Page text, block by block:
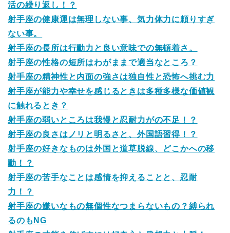
活の繰り返し！？
射手座の健康運は無理しない事、気力体力に頼りすぎ
ない事。
射手座の長所は行動力と良い意味での無頓着さ。
射手座の性格の短所はわがままで適当なところ？
射手座の精神性と内面の強さは独自性と恐怖へ挑む力
射手座が能力や幸せを感じるときは多種多様な価値観
に触れるとき？
射手座の弱いところは我慢と忍耐力がの不足！？
射手座の良さはノリと明るさと、外国語習得！？
射手座の好きなものは外国と道草脱線、どこかへの移
動！？
射手座の苦手なことは感情を抑えることと、忍耐
力！？
射手座の嫌いなもの無個性なつまらないもの？縛られ
るのもNG